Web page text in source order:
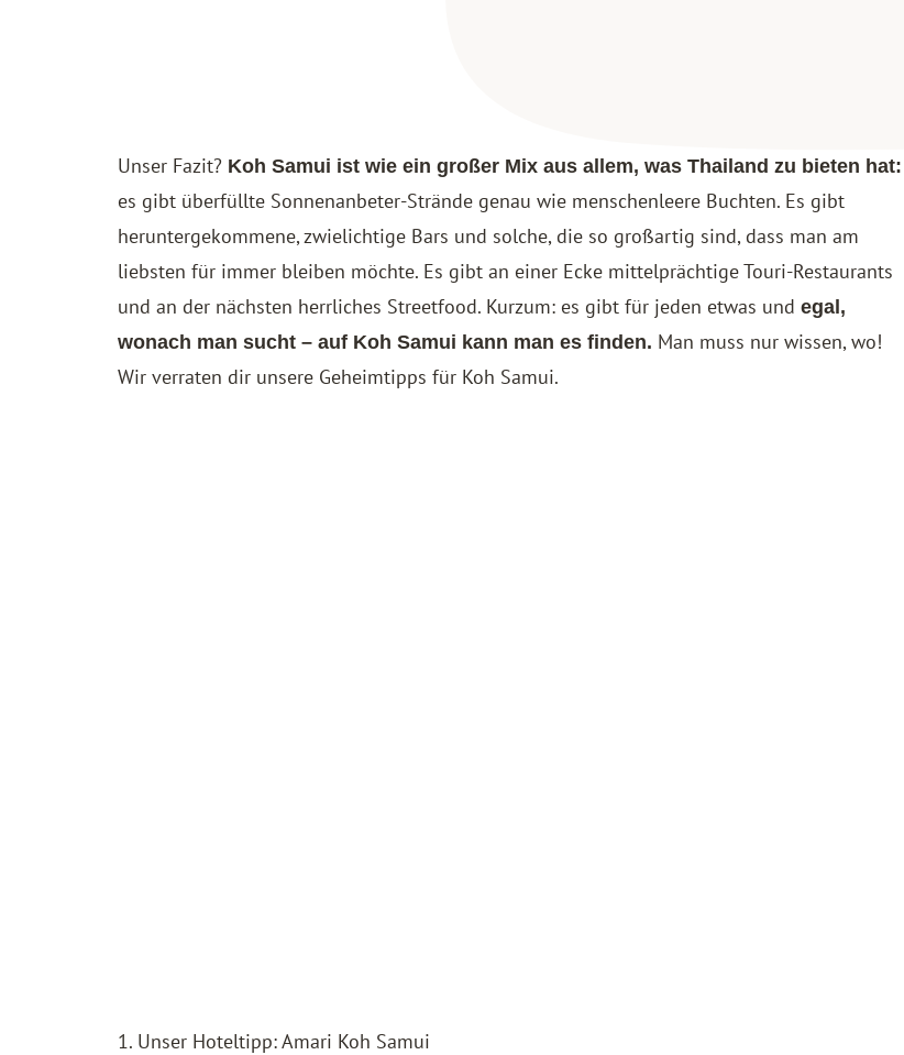
Unser Fazit? Koh Samui ist wie ein großer Mix aus allem, was Thailand zu bieten hat:
es gibt überfüllte Sonnenanbeter-Strände genau wie menschenleere Buchten. Es gibt
heruntergekommene, zwielichtige Bars und solche, die so großartig sind, dass man am
liebsten für immer bleiben möchte. Es gibt an einer Ecke mittelprächtige Touri-Restaurants
und an der nächsten herrliches Streetfood. Kurzum: es gibt für jeden etwas undegal,
wonach man sucht – auf Koh Samui kann man es finden. Man muss nur wissen, wo!
Wir verraten dir unsere Geheimtipps für Koh Samui.
1. Unser Hoteltipp: Amari Koh Samui